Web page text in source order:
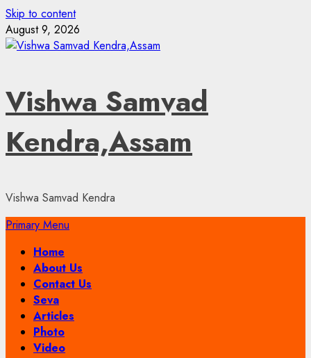
Skip to content
August 9, 2026
Vishwa Samvad
Kendra,Assam
Vishwa Samvad Kendra
Primary Menu
Home
About Us
Contact Us
Seva
Articles
Photo
Video